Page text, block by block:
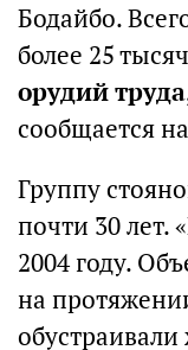
Бодайбо.
более 25
орудий
сообщается
Группу
почти 30 лет.
2004 году.
на